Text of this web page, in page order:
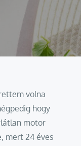
volna
hogy
motor
mert 24 éves